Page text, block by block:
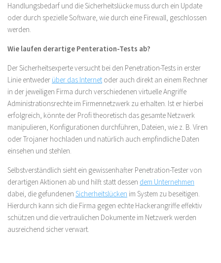
Handlungsbedarf und die Sicherheitslücke muss durch ein Update
oder durch spezielle Software, wie durch eine Firewall, geschlossen
werden.
Wie laufen derartige Penteration-Tests ab?
Der Sicherheitsexperte versucht bei den Penetration-Tests in erster
Linie entweder über das Internet oder auch direkt an einem Rechner
in der jeweiligen Firma durch verschiedenen virtuelle Angriffe
Administrationsrechte im Firmennetzwerk zu erhalten. Ist er hierbei
erfolgreich, könnte der Profi theoretisch das gesamte Netzwerk
manipulieren, Konfigurationen durchführen, Dateien, wie z. B. Viren
oder Trojaner hochladen und natürlich auch empfindliche Daten
einsehen und stehlen.
Selbstverständlich sieht ein gewissenhafter Penetration-Tester von
derartigen Aktionen ab und hilft statt dessen dem Unternehmen
dabei, die gefundenen Sicherheitslücken im System zu beseitigen.
Hierdurch kann sich die Firma gegen echte Hackerangriffe effektiv
schützen und die vertraulichen Dokumente im Netzwerk werden
ausreichend sicher verwart.